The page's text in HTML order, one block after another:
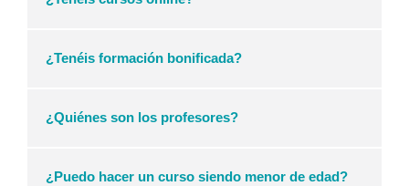
¿Tenéis formación bonificada?
¿Quiénes son los profesores?
¿Puedo hacer un curso siendo menor de edad?